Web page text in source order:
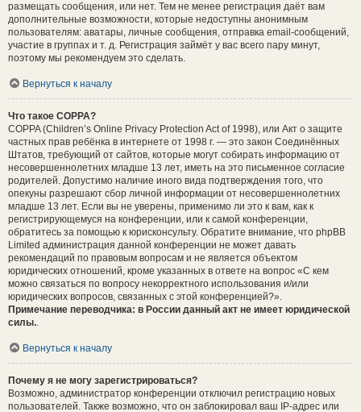
размещать сообщения, или нет. Тем не менее регистрация даёт вам
дополнительные возможности, которые недоступны анонимным
пользователям: аватары, личные сообщения, отправка email-сообщений,
участие в группах и т. д. Регистрация займёт у вас всего пару минут,
поэтому мы рекомендуем это сделать.
Вернуться к началу
Что такое COPPA?
COPPA (Children’s Online Privacy Protection Act of 1998), или Акт о защите
частных прав ребёнка в интернете от 1998 г. — это закон Соединённых
Штатов, требующий от сайтов, которые могут собирать информацию от
несовершеннолетних младше 13 лет, иметь на это письменное согласие
родителей. Допустимо наличие иного вида подтверждения того, что
опекуны разрешают сбор личной информации от несовершеннолетних
младше 13 лет. Если вы не уверены, применимо ли это к вам, как к
регистрирующемуся на конференции, или к самой конференции,
обратитесь за помощью к юрисконсульту. Обратите внимание, что phpBB
Limited администрация данной конференции не может давать
рекомендаций по правовым вопросам и не является объектом
юридических отношений, кроме указанных в ответе на вопрос «С кем
можно связаться по вопросу некорректного использования и/или
юридических вопросов, связанных с этой конференцией?».
Примечание переводчика: в России данный акт не имеет юридической
силы..
Вернуться к началу
Почему я не могу зарегистрироваться?
Возможно, администратор конференции отключил регистрацию новых
пользователей. Также возможно, что он заблокировал ваш IP-адрес или